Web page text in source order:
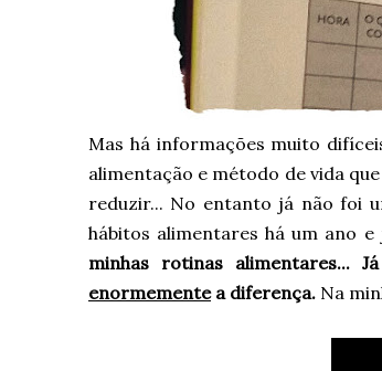
Mas há informações muito
alimentação e método de vida
reduzir... No entanto já não foi
hábitos alimentares há um ano
minhas rotinas alimentares...
enormementea diferença. Na